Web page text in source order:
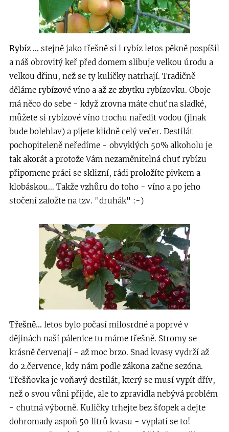
Rybíz ... stejně jako třešně si i rybíz letos pěkně pospíšil
a náš obrovitý keř před domem slibuje velkou úrodu a
velkou dřinu, než se ty kuličky natrhají. Tradičně
děláme rybízové víno a až ze zbytku rybízovku. Oboje
má něco do sebe - když zrovna máte chuť na sladké,
můžete si rybízové víno trochu naředit vodou (jinak
bude bolehlav) a pijete klidně celý večer. Destilát
pochopiteleně neředíme - obvyklých 50% alkoholu je
tak akorát a protože Vám nezaměnitelná chuť rybízu
připomene práci se sklizní, rádi proložíte pivkem a
klobáskou... Takže vzhůru do toho - víno a po jeho
stočení založte na tzv. "druhák" :-)
Třešně... letos bylo počasí milosrdné a poprvé v
dějinách naší pálenice tu máme třešně. Stromy se
krásně červenají - až moc brzo. Snad kvasy vydrží až
do 2.července, kdy nám podle zákona začne sezóna.
Třešňovka je voňavý destilát, který se musí vypít dřív,
než o svou vůni přijde, ale to zpravidla nebývá problém
- chutná výborně. Kuličky trhejte bez šťopek a dejte
dohromady aspoň 50 litrů kvasu - vyplatí se to!